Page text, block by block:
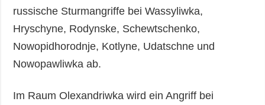
russische Sturmangriffe bei Wassyliwka,
Hryschyne, Rodynske, Schewtschenko,
Nowopidhorodnje, Kotlyne, Udatschne und
Nowopawliwka ab.
Im Raum Olexandriwka wird ein Angriff bei